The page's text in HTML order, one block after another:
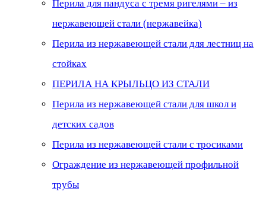
Перила для пандуса с тремя ригелями – из
нержавеющей стали (нержавейка)
Перила из нержавеющей стали для лестниц на
стойках
ПЕРИЛА НА КРЫЛЬЦО ИЗ СТАЛИ
Перила из нержавеющей стали для школ и
детских садов
Перила из нержавеющей стали с тросиками
Ограждение из нержавеющей профильной
трубы